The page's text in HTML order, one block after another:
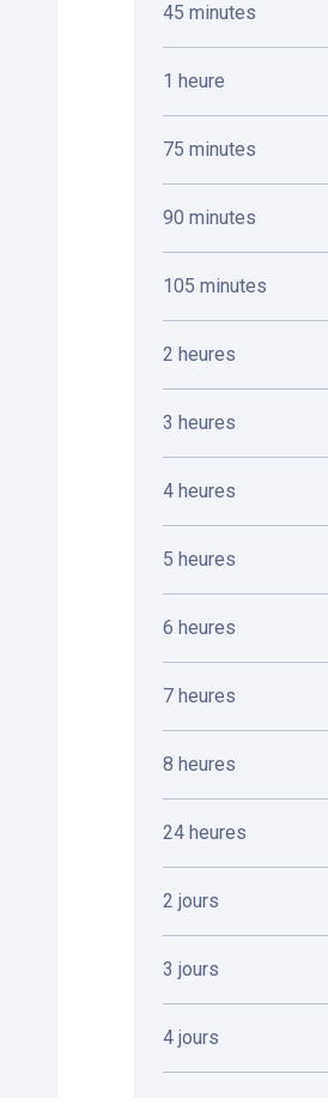
45 minutes
1 heure
75 minutes
90 minutes
105 minutes
2 heures
3 heures
4 heures
5 heures
6 heures
7 heures
8 heures
24 heures
2 jours
3 jours
4 jours